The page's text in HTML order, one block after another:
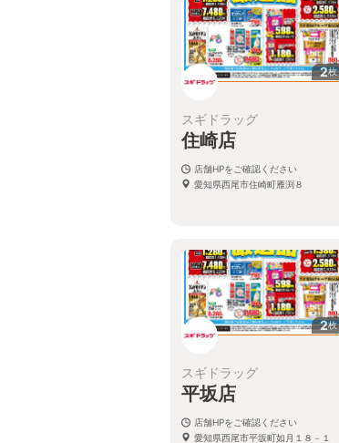
2枚
スギドラッグ
住崎店
店舗HPをご確認ください
愛知県西尾市住崎町雁渕８
2枚
スギドラッグ
平坂店
店舗HPをご確認ください
愛知県西尾市平坂町如月１８－１